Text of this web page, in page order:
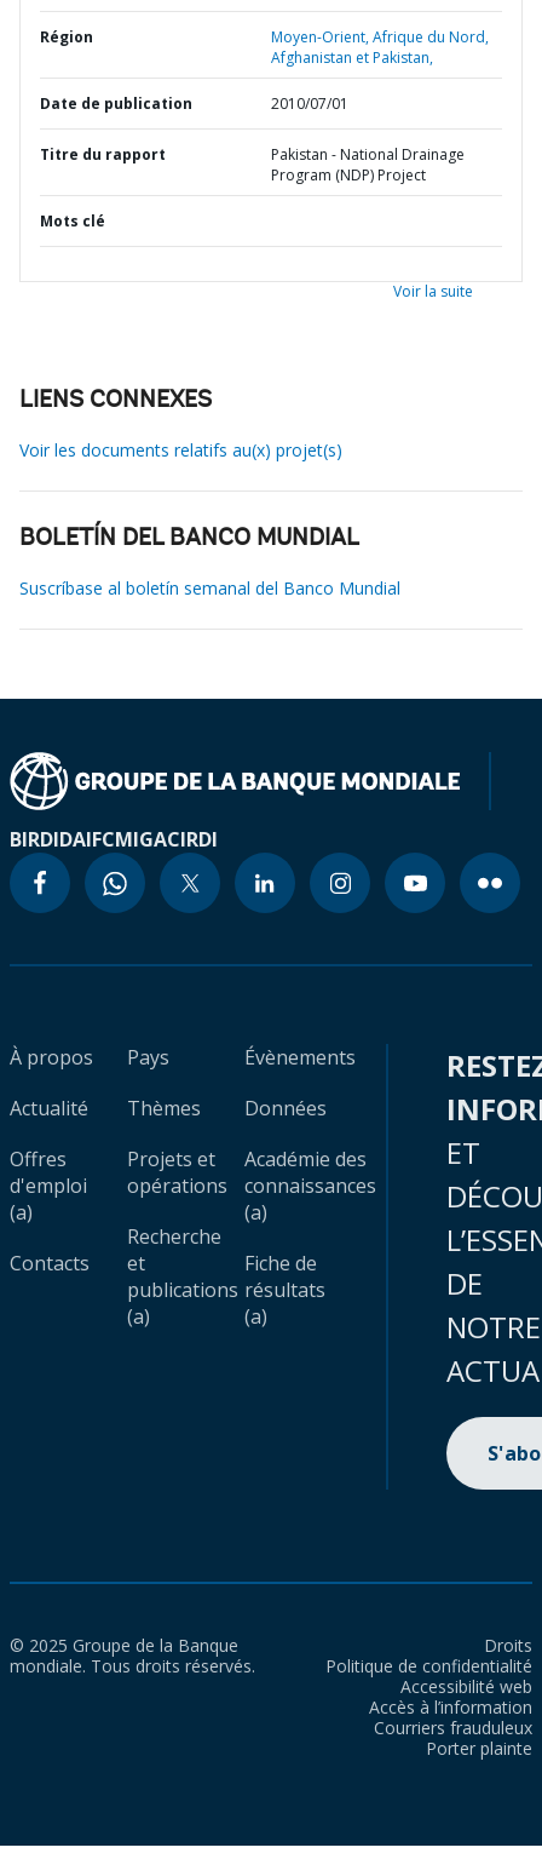
Région
Moyen-Orient, Afrique du Nord,
Afghanistan et Pakistan,
Date de publication 2010/07/01
Titre du rapport
Pakistan - National Drainage
Program (NDP) Project
Mots clé
Voir la suite
LIENS CONNEXES
Voir les documents relatifs au(x) projet(s)
BOLETÍN DEL BANCO MUNDIAL
Suscríbase al boletín semanal del Banco Mundial
BIRDIDAIFCMIGACIRDI
À propos
Actualité
Offres
d'emploi
(a)
Contacts
Pays
Thèmes
Projets et
opérations
Recherche
et
publications
(a)
Évènements
Données
Académie des
connaissances
(a)
Fiche de
résultats
(a)
ET
DE
NOTRE
© 2025 Groupe de la Banque
mondiale. Tous droits réservés.
Droits
Politique de confidentialité
Accessibilité web
Accès à l’information
Courriers frauduleux
Porter plainte